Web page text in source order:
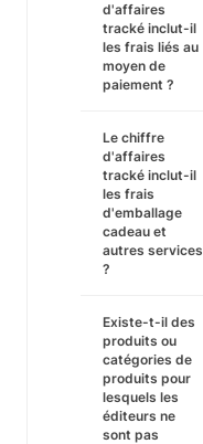
d'affaires
tracké inclut-il
les frais liés au
moyen de
paiement ?
Le chiffre
d'affaires
tracké inclut-il
les frais
d'emballage
cadeau et
autres services
?
Existe-t-il des
produits ou
catégories de
produits pour
lesquels les
éditeurs ne
sont pas